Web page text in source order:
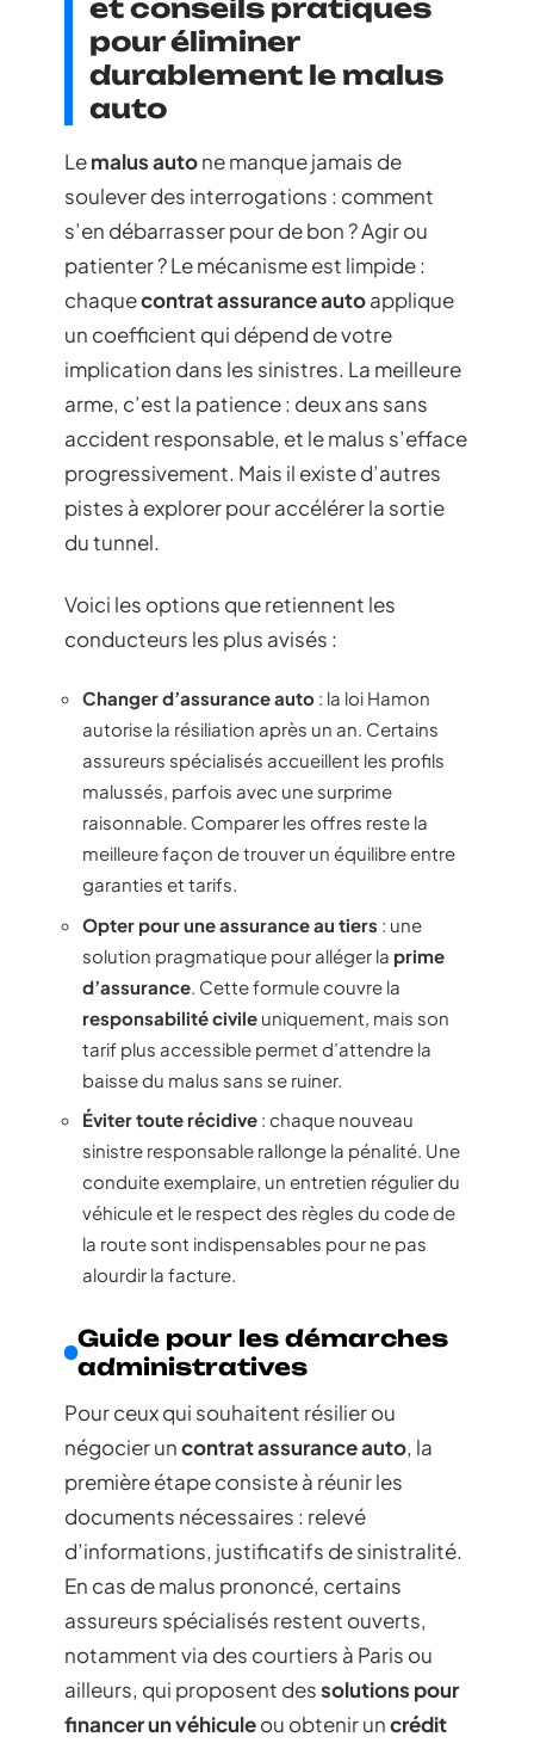
et conseils pratiques
pour éliminer
durablement le malus
auto
Lemalus autone manque jamais de
soulever des interrogations : comment
s’en débarrasser pour de bon ? Agir ou
patienter ? Le mécanisme est limpide :
chaquecontrat assurance autoapplique
un coefficient qui dépend de votre
implication dans les sinistres. La meilleure
arme, c’est la patience : deux ans sans
accident responsable, et le malus s’efface
progressivement. Mais il existe d’autres
pistes à explorer pour accélérer la sortie
du tunnel.
Voici les options que retiennent les
conducteurs les plus avisés :
Changer d’assurance auto : la loi Hamon
autorise la résiliation après un an. Certains
assureurs spécialisés accueillent les profils
malussés, parfois avec une surprime
raisonnable. Comparer les offres reste la
meilleure façon de trouver un équilibre entre
garanties et tarifs.
Opter pour une assurance au tiers : une
solution pragmatique pour alléger la prime
d’assurance . Cette formule couvre la
responsabilité civile uniquement, mais son
tarif plus accessible permet d’attendre la
baisse du malus sans se ruiner.
Éviter toute récidive : chaque nouveau
sinistre responsable rallonge la pénalité. Une
conduite exemplaire, un entretien régulier du
véhicule et le respect des règles du code de
la route sont indispensables pour ne pas
alourdir la facture.
Guide pour les démarches
administratives
Pour ceux qui souhaitent résilier ou
négocier uncontrat assurance auto, la
première étape consiste à réunir les
documents nécessaires : relevé
d’informations, justificatifs de sinistralité.
En cas de malus prononcé, certains
assureurs spécialisés restent ouverts,
notamment via des courtiers à Paris ou
ailleurs, qui proposent dessolutions pour
financer un véhiculeou obtenir uncrédit